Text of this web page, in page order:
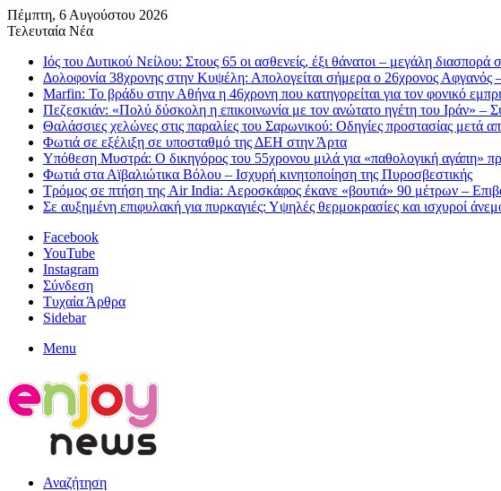
Πέμπτη, 6 Αυγούστου 2026
Τελευταία Νέα
Ιός του Δυτικού Νείλου: Στους 65 οι ασθενείς, έξι θάνατοι – μεγάλη διασπορά
Δολοφονία 38χρονης στην Κυψέλη: Απολογείται σήμερα ο 26χρονος Αφγανός –
Marfin: Το βράδυ στην Αθήνα η 46χρονη που κατηγορείται για τον φονικό
Πεζεσκιάν: «Πολύ δύσκολη η επικοινωνία με τον ανώτατο ηγέτη του Ιράν» –
Θαλάσσιες χελώνες στις παραλίες του Σαρωνικού: Οδηγίες προστασίας μετά
Φωτιά σε εξέλιξη σε υποσταθμό της ΔΕΗ στην Άρτα
Υπόθεση Μυστρά: Ο δικηγόρος του 55χρονου μιλά για «παθολογική αγάπη»
Φωτιά στα Αϊβαλιώτικα Βόλου – Ισχυρή κινητοποίηση της Πυροσβεστικής
Τρόμος σε πτήση της Air India: Αεροσκάφος έκανε «βουτιά» 90 μέτρων –
Σε αυξημένη επιφυλακή για πυρκαγιές: Υψηλές θερμοκρασίες και ισχυροί
Facebook
YouTube
Instagram
Σύνδεση
Τυχαία Άρθρα
Sidebar
Menu
Αναζήτηση